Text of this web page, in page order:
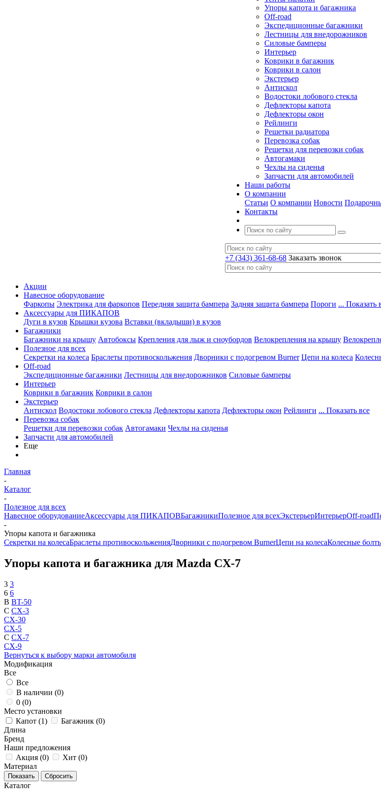
Упоры капота и багажника
Off-road
Экспедиционные багажники
Лестницы для внедорожников
Силовые бамперы
Интерьер
Коврики в багажник
Коврики в салон
Экстерьер
Антискол
Водостоки лобового стекла
Дефлекторы капота
Дефлекторы окон
Рейлинги
Решетки радиатора
Перевозка собак
Решетки для перевозки собак
Автогамаки
Чехлы на сиденья
Запчасти для автомобилей
Наши работы
О компании
Статьи О компании Новости
Контакты
+7 (343) 361-68-68 Заказать звонок
Акции
Навесное оборудование
Фаркопы Электрика для фаркопов Передняя защита бампера Задняя защита бампера Пороги ... Показать
Аксессуары для ПИКАПОВ
Дуги в кузов Крышки кузова Вставки (вкладыши) в кузов
Багажники
Багажники на крышу Автобоксы Крепления для лыж и сноубордов Велокрепления на крышу
Полезное для всех
Секретки на колеса Браслеты противоскольжения Дворники с подогревом Burner Цепи на колеса
Off-road
Экспедиционные багажники Лестницы для внедорожников Силовые бамперы
Интерьер
Коврики в багажник Коврики в салон
Экстерьер
Антискол Водостоки лобового стекла Дефлекторы капота Дефлекторы окон Рейлинги ... Показать все
Перевозка собак
Решетки для перевозки собак Автогамаки Чехлы на сиденья
Запчасти для автомобилей
Еще
Главная
-
Каталог
-
Полезное для всех
Навесное оборудованиеАксессуары для ПИКАПОВБагажникиПолезное для всехЭкстерьерИнтерьерOff-road
-
Упоры капота и багажника
Секретки на колесаБраслеты противоскольженияДворники с подогревом BurnerЦепи на колесаКолесные
Упоры капота и багажника для Mazda CX-7
3 3
6 6
B BT-50
C CX-3
CX-30
CX-5
C CX-7
CX-9
Вернуться к выбору марки автомобиля
Модификация
Все
Все
В наличии (0)
0 (0)
Место установки
Капот (1) Багажник (0)
Длина
Бренд
Наши предложения
Акция (0) Хит (0)
Материал
Каталог